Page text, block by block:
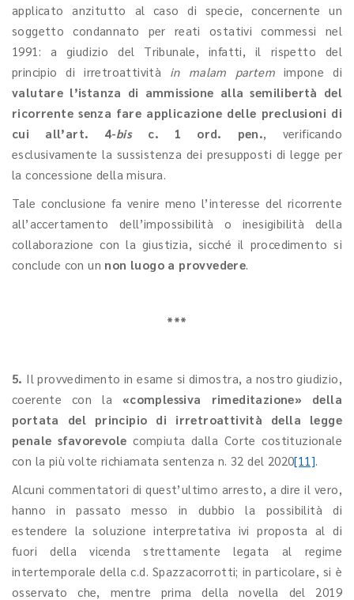
applicato anzitutto al caso di specie, concernente un
soggetto condannato per reati ostativi commessi nel
1991: a giudizio del Tribunale, infatti, il rispetto del
principio di irretroattività in malam partem impone di
valutare l’istanza di ammissione alla semilibertà del
ricorrente senza fare applicazione delle preclusioni di
cui all’art. 4-bisc. 1 ord. pen., verificando
esclusivamente la sussistenza dei presupposti di legge per
la concessione della misura.
Tale conclusione fa venire meno l’interesse del ricorrente
all’accertamento dell’impossibilità o inesigibilità della
collaborazione con la giustizia, sicché il procedimento si
conclude con un non luogo a provvedere.
***
5. Il provvedimento in esame si dimostra, a nostro giudizio,
coerente con la «complessiva rimeditazione» della
portata del principio di irretroattività della legge
penale sfavorevole compiuta dalla Corte costituzionale
con la più volte richiamata sentenza n. 32 del 2020[11].
Alcuni commentatori di quest’ultimo arresto, a dire il vero,
hanno in passato messo in dubbio la possibilità di
estendere la soluzione interpretativa ivi proposta al di
fuori della vicenda strettamente legata al regime
intertemporale della c.d. Spazzacorrotti; in particolare, si è
osservato che, mentre prima della novella del 2019